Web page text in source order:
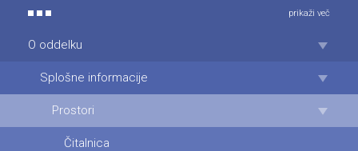
prikaži več
O oddelku
Splošne informacije
Prostori
Čitalnica